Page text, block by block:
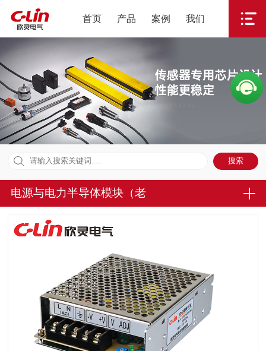
首页 产品 案例 我们
电源与电力半导体模块（老